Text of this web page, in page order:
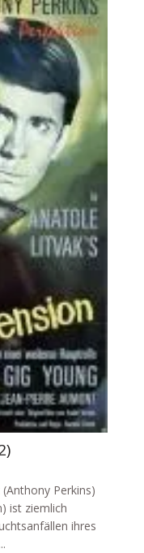
Perkins)
ist ziemlich
ihres